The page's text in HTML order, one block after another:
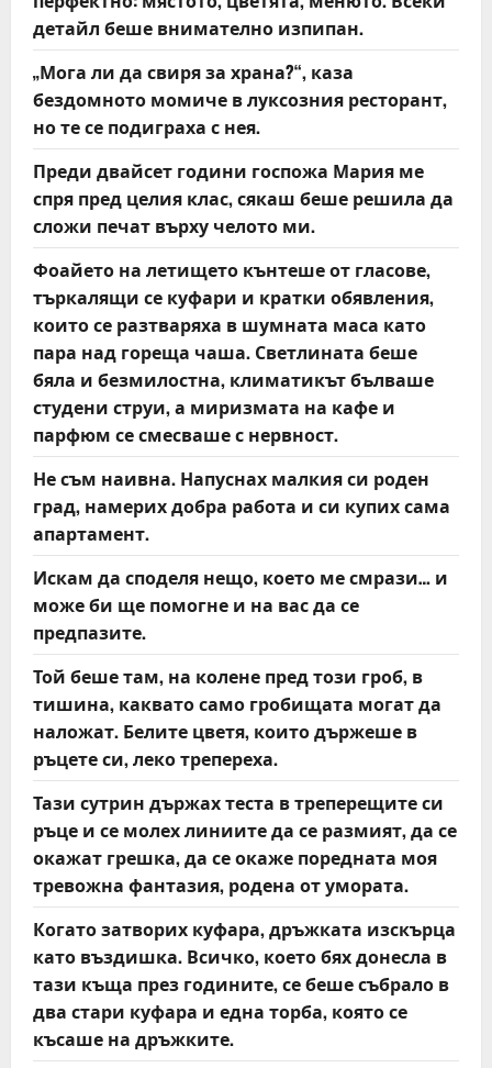
детайл беше внимателно изпипан.
„Мога ли да свиря за храна?“, каза
бездомното момиче в луксозния ресторант,
но те се подиграха с нея.
Преди двайсет години госпожа Мария ме
спря пред целия клас, сякаш беше решила да
сложи печат върху челото ми.
Фоайето на летището кънтеше от гласове,
търкалящи се куфари и кратки обявления,
които се разтваряха в шумната маса като
пара над гореща чаша. Светлината беше
бяла и безмилостна, климатикът бълваше
студени струи, а миризмата на кафе и
парфюм се смесваше с нервност.
Не съм наивна. Напуснах малкия си роден
град, намерих добра работа и си купих сама
апартамент.
Искам да споделя нещо, което ме смрази… и
може би ще помогне и на вас да се
предпазите.
Той беше там, на колене пред този гроб, в
тишина, каквато само гробищата могат да
наложат. Белите цветя, които държеше в
ръцете си, леко трепереха.
Тази сутрин държах теста в треперещите си
ръце и се молех линиите да се размият, да се
окажат грешка, да се окаже поредната моя
тревожна фантазия, родена от умората.
Когато затворих куфара, дръжката изскърца
като въздишка. Всичко, което бях донесла в
тази къща през годините, се беше събрало в
два стари куфара и една торба, която се
късаше на дръжките.